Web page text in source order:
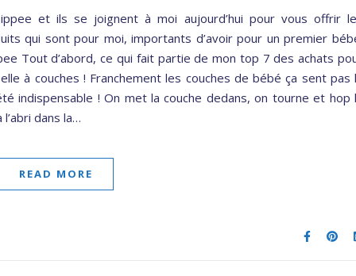
et ils se joignent à moi aujourd’hui pour vous offrir
qui sont pour moi, importants d’avoir pour un premier
Tout d’abord, ce qui fait partie de mon top 7 des achats
à couches ! Franchement les couches de bébé ça sent pas
indispensable ! On met la couche dedans, on tourne et hop
dans la…
READ MORE